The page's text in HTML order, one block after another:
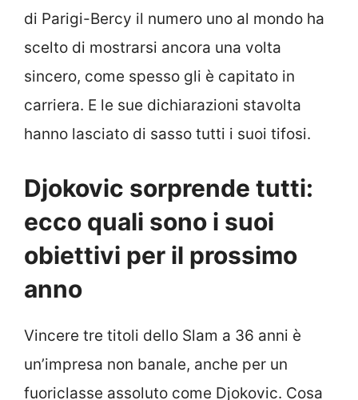
di Parigi-Bercy il numero uno al mondo ha
scelto di mostrarsi ancora una volta
sincero, come spesso gli è capitato in
carriera. E le sue dichiarazioni stavolta
hanno lasciato di sasso tutti i suoi tifosi.
Djokovic sorprende tutti:
ecco quali sono i suoi
obiettivi per il prossimo
anno
Vincere tre titoli dello Slam a 36 anni è
un’impresa non banale, anche per un
fuoriclasse assoluto come Djokovic. Cosa